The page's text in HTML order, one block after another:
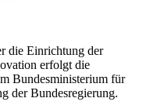
die Einrichtung der
erfolgt die
Bundesministerium für
der Bundesregierung.